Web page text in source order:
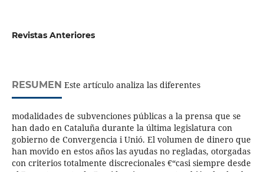
Revistas Anteriores
RESUMEN Este artículo analiza las diferentes
modalidades de subvenciones públicas a la prensa que se
han dado en Cataluña durante la última legislatura con
gobierno de Convergencia i Unió. El volumen de dinero que
han movido en estos años las ayudas no regladas, otorgadas
con criterios totalmente discrecionales €“casi siempre desde